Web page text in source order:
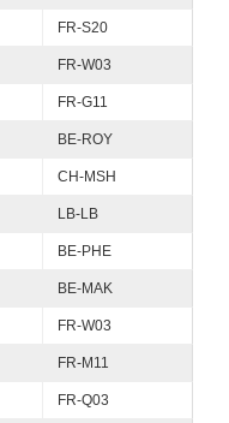
FR-S20
FR-W03
FR-G11
BE-ROY
CH-MSH
LB-LB
BE-PHE
BE-MAK
FR-W03
FR-M11
FR-Q03